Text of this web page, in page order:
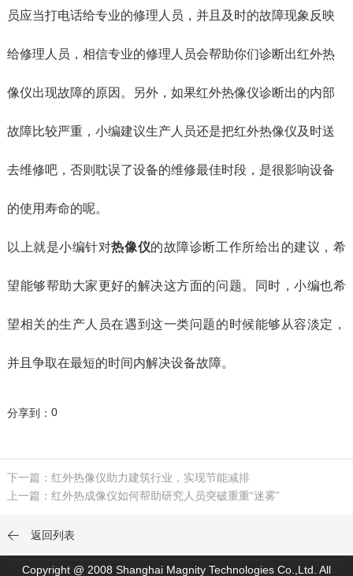
员应当打电话给专业的修理人员，并且及时的故障现象反映
给修理人员，相信专业的修理人员会帮助你们诊断出红外热
像仪出现故障的原因。另外，如果红外热像仪诊断出的内部
故障比较严重，小编建议生产人员还是把红外热像仪及时送
去维修吧，否则耽误了设备的维修最佳时段，是很影响设备
的使用寿命的呢。
以上就是小编针对热像仪的故障诊断工作所给出的建议，希
望能够帮助大家更好的解决这方面的问题。同时，小编也希
望相关的生产人员在遇到这一类问题的时候能够从容淡定，
并且争取在最短的时间内解决设备故障。
分享到： 0
下一篇：红外热像仪助力建筑行业，实现节能减排
上一篇：红外热成像仪如何帮助研究人员突破重重“迷雾”
 返回列表
Copyright @ 2008 Shanghai Magnity Technologies Co.,Ltd. All